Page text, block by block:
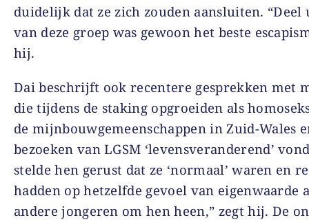
duidelijk dat ze zich zouden aansluiten. “Deel
van deze groep was gewoon het beste
hij.
Dai beschrijft ook recentere gesprekken met
die tijdens de staking opgroeiden als
de mijnbouwgemeenschappen in Zuid-Wales
bezoeken van LGSM ‘levensveranderend’
stelde hen gerust dat ze ‘normaal’ waren en
hadden op hetzelfde gevoel van eigenwaarde
andere jongeren om hen heen,” zegt hij. De